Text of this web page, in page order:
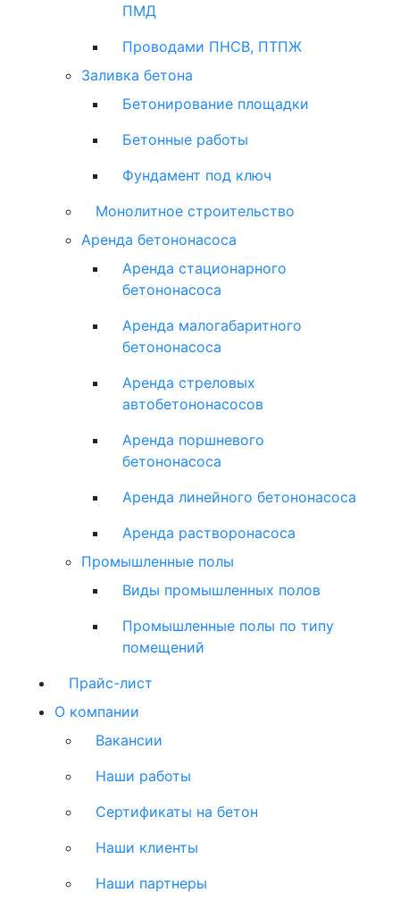
ПМД
Проводами ПНСВ, ПТПЖ
Заливка бетона
Бетонирование площадки
Бетонные работы
Фундамент под ключ
Монолитное строительство
Аренда бетононасоса
Аренда стационарного
бетононасоса
Аренда малогабаритного
бетононасоса
Аренда стреловых
автобетононасосов
Аренда поршневого
бетононасоса
Аренда линейного бетононасоса
Аренда растворонасоса
Промышленные полы
Виды промышленных полов
Промышленные полы по типу
помещений
Прайс-лист
О компании
Вакансии
Наши работы
Сертификаты на бетон
Наши клиенты
Наши партнеры